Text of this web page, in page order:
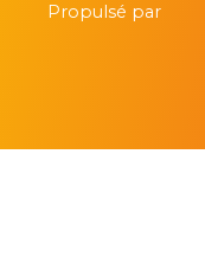
Propulsé par